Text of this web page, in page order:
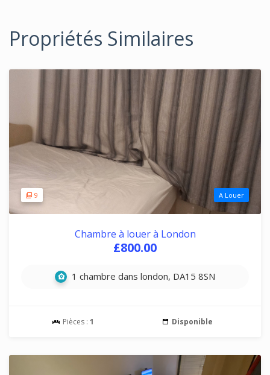
Propriétés Similaires
9 A Louer
Chambre à louer à London
£800.00
1 chambre dans london, DA15 8SN
Pièces : 1 Disponible